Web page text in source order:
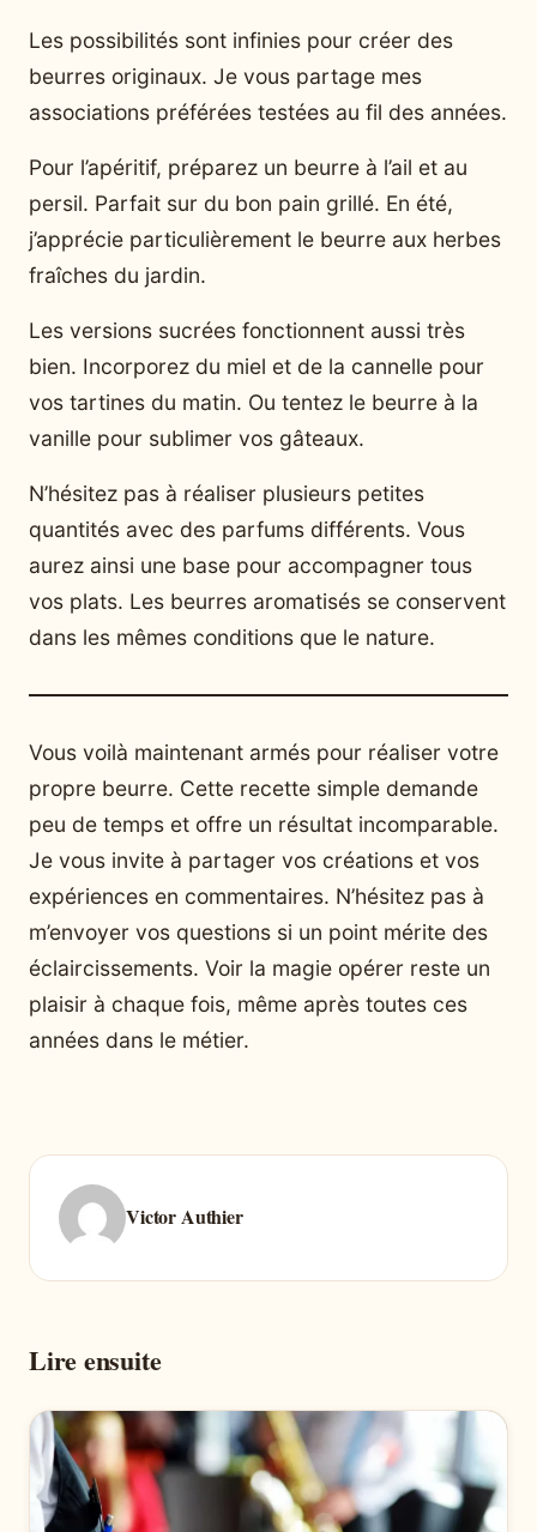
Les possibilités sont infinies pour créer des
beurres originaux. Je vous partage mes
associations préférées testées au fil des années.
Pour l’apéritif, préparez un beurre à l’ail et au
persil. Parfait sur du bon pain grillé. En été,
j’apprécie particulièrement le beurre aux herbes
fraîches du jardin.
Les versions sucrées fonctionnent aussi très
bien. Incorporez du miel et de la cannelle pour
vos tartines du matin. Ou tentez le beurre à la
vanille pour sublimer vos gâteaux.
N’hésitez pas à réaliser plusieurs petites
quantités avec des parfums différents. Vous
aurez ainsi une base pour accompagner tous
vos plats. Les beurres aromatisés se conservent
dans les mêmes conditions que le nature.
Vous voilà maintenant armés pour réaliser votre
propre beurre. Cette recette simple demande
peu de temps et offre un résultat incomparable.
Je vous invite à partager vos créations et vos
expériences en commentaires. N’hésitez pas à
m’envoyer vos questions si un point mérite des
éclaircissements. Voir la magie opérer reste un
plaisir à chaque fois, même après toutes ces
années dans le métier.
Victor Authier
Lire ensuite